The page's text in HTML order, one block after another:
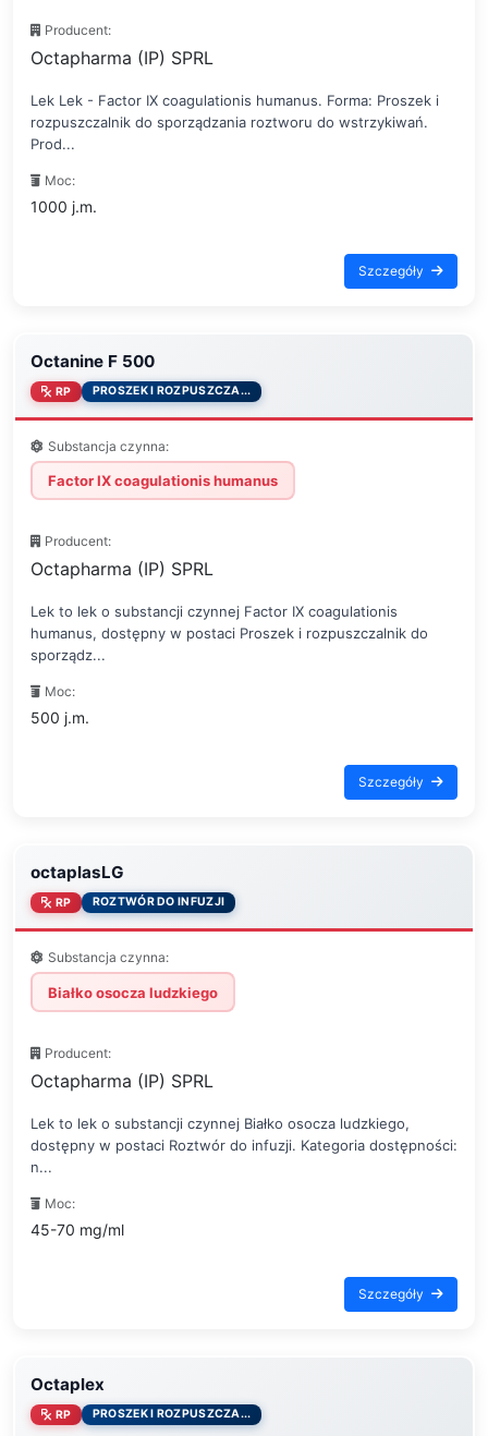
Producent:
Octapharma (IP) SPRL
Lek Lek - Factor IX coagulationis humanus. Forma: Proszek i
rozpuszczalnik do sporządzania roztworu do wstrzykiwań.
Prod...
Moc:
1000 j.m.
Szczegóły
Octanine F 500
RP PROSZEK I ROZPUSZCZA...
Substancja czynna:
Factor IX coagulationis humanus
Producent:
Octapharma (IP) SPRL
Lek to lek o substancji czynnej Factor IX coagulationis
humanus, dostępny w postaci Proszek i rozpuszczalnik do
sporządz...
Moc:
500 j.m.
Szczegóły
octaplasLG
RP ROZTWÓR DO INFUZJI
Substancja czynna:
Białko osocza ludzkiego
Producent:
Octapharma (IP) SPRL
Lek to lek o substancji czynnej Białko osocza ludzkiego,
dostępny w postaci Roztwór do infuzji. Kategoria dostępności:
n...
Moc:
45-70 mg/ml
Szczegóły
Octaplex
RP PROSZEK I ROZPUSZCZA...